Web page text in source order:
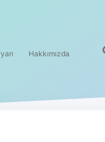
Hakkımızda